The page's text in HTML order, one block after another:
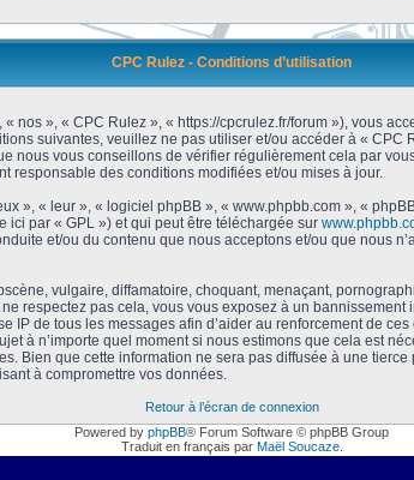
CPC Rulez - Conditions d’utilisation
nos », « CPC Rulez », « https://cpcrulez.fr/forum »), vous
suivantes, veuillez ne pas utiliser et/ou accéder à «
nous vous conseillons de vérifier régulièrement cela par
responsable des conditions modifiées et/ou mises à jour.
», « leur », « logiciel phpBB », « www.phpbb.com », «
ici par « GPL ») et qui peut être téléchargée sur
et/ou du contenu que nous acceptons et/ou que nous
vulgaire, diffamatoire, choquant, menaçant,
respectez pas cela, vous vous exposez à un
IP de tous les messages afin d’aider au renforcement de
à n’importe quel moment si nous estimons que cela est
Bien que cette information ne sera pas diffusée à une
à compromettre vos données.
Retour à l’écran de connexion
Powered by phpBB® Forum Software © phpBB Group
Traduit en français par Maël Soucaze.